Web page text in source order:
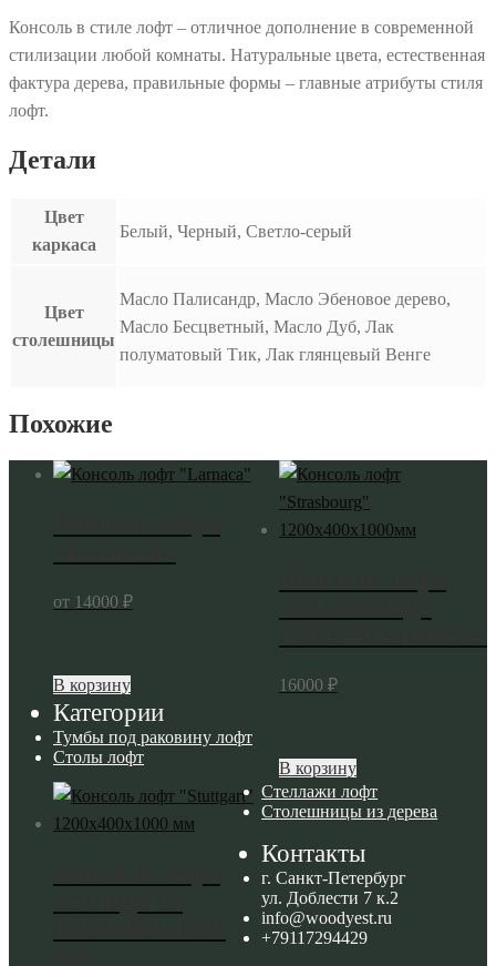
Консоль в стиле лофт – отличное дополнение в современной
стилизации любой комнаты. Натуральные цвета, естественная
фактура дерева, правильные формы – главные атрибуты стиля
лофт.
Детали
Цвет
каркаса
Белый, Черный, Светло-серый
Цвет
столешницы
Масло Палисандр, Масло Эбеновое дерево,
Масло Бесцветный, Масло Дуб, Лак
полуматовый Тик, Лак глянцевый Венге
Похожие
от 14000 ₽
В корзинуЭтот
товар
имеет
несколько
вариаций.
Опции
16000 ₽
В корзинуЭтот
товар
имеет
несколько
вариаций.
Опции
можно
Категории
Тумбы под раковину лофт
Столы лофт
Стеллажи лофт
Столешницы из дерева
Контакты
г. Санкт-Петербург
ул. Доблести 7 к.2
info@woodyest.ru
+79117294429